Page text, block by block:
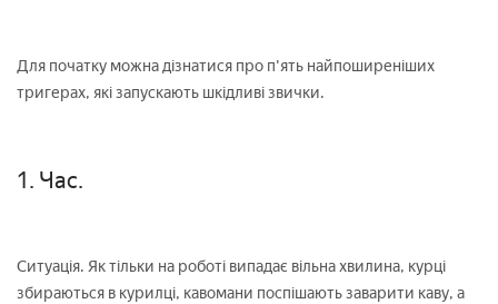
Для початку можна дізнатися про п'ять найпоширеніших
тригерах, які запускають шкідливі звички.
1. Час.
Ситуація. Як тільки на роботі випадає вільна хвилина, курці
збираються в курилці, кавомани поспішають заварити каву, а